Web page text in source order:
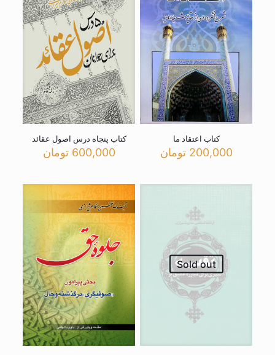
کتاب اعتقاد ما
200,000 تومان
کتاب پنجاه درس اصول عقائد
600,000 تومان
Sold out